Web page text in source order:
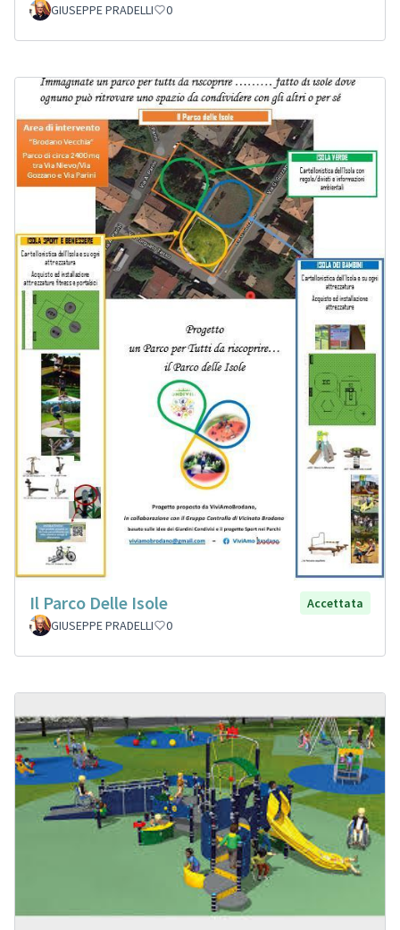
GIUSEPPE PRADELLI 0
Il Parco Delle Isole
Accettata
GIUSEPPE PRADELLI
0